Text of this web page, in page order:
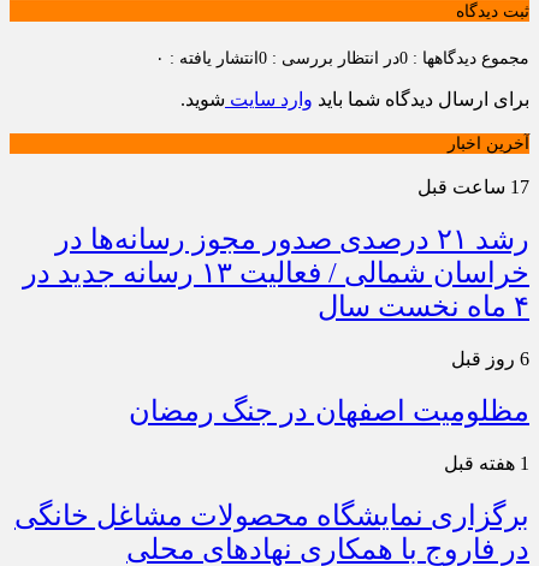
ثبت دیدگاه
مجموع دیدگاهها : 0 در انتظار بررسی : 0 انتشار یافته : ۰
برای ارسال دیدگاه شما باید وارد سایت شوید.
آخرین اخبار
17 ساعت قبل
رشد ۲۱ درصدی صدور مجوز رسانه‌ها در
خراسان شمالی / فعالیت ۱۳ رسانه جدید در
۴ ماه نخست سال
6 روز قبل
مظلومیت اصفهان در جنگ رمضان
1 هفته قبل
برگزاری نمایشگاه محصولات مشاغل خانگی
در فاروج با همکاری نهادهای محلی